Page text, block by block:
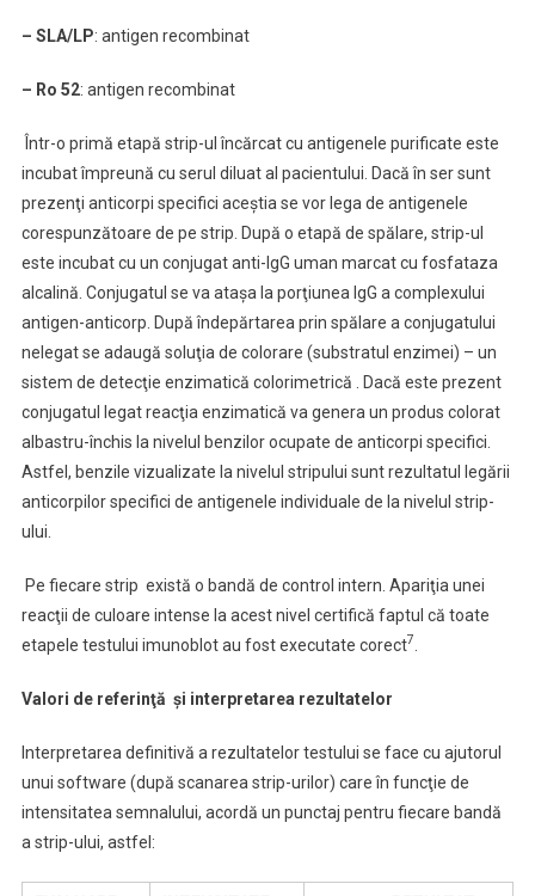
– SLA/LP: antigen recombinat
– Ro 52: antigen recombinat
Într-o primă etapă strip-ul încărcat cu antigenele purificate este
incubat împreună cu serul diluat al pacientului. Dacă în ser sunt
prezenţi anticorpi specifici aceştia se vor lega de antigenele
corespunzătoare de pe strip. După o etapă de spălare, strip-ul
este incubat cu un conjugat anti-IgG uman marcat cu fosfataza
alcalină. Conjugatul se va ataşa la porţiunea IgG a complexului
antigen-anticorp. După îndepărtarea prin spălare a conjugatului
nelegat se adaugă soluţia de colorare (substratul enzimei) – un
sistem de detecţie enzimatică colorimetrică . Dacă este prezent
conjugatul legat reacţia enzimatică va genera un produs colorat
albastru-închis la nivelul benzilor ocupate de anticorpi specifici.
Astfel, benzile vizualizate la nivelul stripului sunt rezultatul legării
anticorpilor specifici de antigenele individuale de la nivelul strip-
ului.
Pe fiecare strip există o bandă de control intern. Apariţia unei
reacţii de culoare intense la acest nivel certifică faptul că toate
etapele testului imunoblot au fost executate corect7
Valori de referinţă şi interpretarea rezultatelor
Interpretarea definitivă a rezultatelor testului se face cu ajutorul
unui software (după scanarea strip-urilor) care în funcţie de
intensitatea semnalului, acordă un punctaj pentru fiecare bandă
a strip-ului, astfel: